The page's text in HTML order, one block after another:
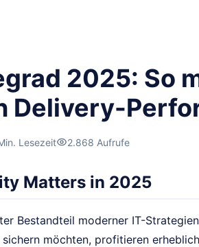
2025: So
Delivery-
Lesezeit 2.868 Aufrufe
Matters in 2025
Bestandteil moderner IT-
möchten, profitieren